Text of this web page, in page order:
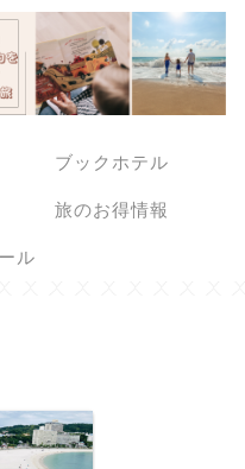
ブックホテル
旅のお得情報
ル